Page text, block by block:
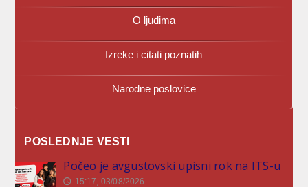
O ljudima
Izreke i citati poznatih
Narodne poslovice
POSLEDNJE VESTI
Počeo je avgustovski upisni rok na ITS-u
🕔 15:17, 03/08/2026